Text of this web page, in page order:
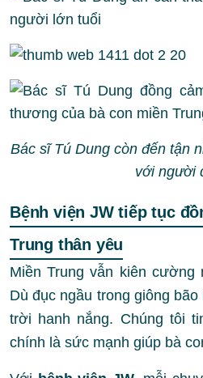
Bác sĩ Tú Dung còn đến tận
với người
Bệnh viện JW tiếp tục
Trung thân yêu
Miền Trung vẫn kiên cường
Dù đục ngầu trong giông
trời hanh nắng. Chúng tôi
chính là sức mạnh giúp bà